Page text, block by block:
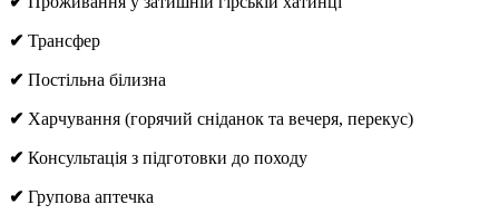
✔ Трансфер
✔ Постільна білизна
✔ Харчування (горячий сніданок та вечеря, перекус)
✔ Консультація з підготовки до походу
✔ Групова аптечка